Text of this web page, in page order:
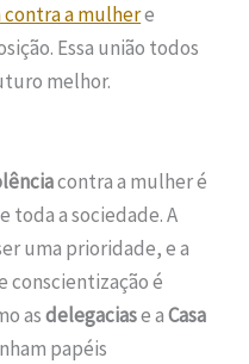
a mulhere
Essa união todos
melhor.
contra a mulher é
toda a sociedade. A
uma prioridade, e a
conscientização é
asdelegaciase aCasa
papéis